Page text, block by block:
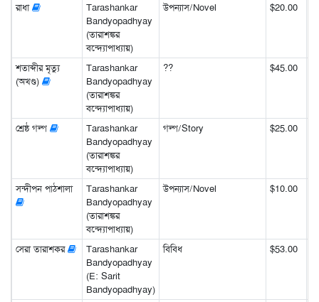
রাধা
Tarashankar
Bandyopadhyay
(তারাশঙ্কর
বন্দ্যোপাধ্যায়)
উপন্যাস/Novel $20.00
শতাব্দীর মৃত্যু
(অখণ্ড)
Tarashankar
Bandyopadhyay
(তারাশঙ্কর
বন্দ্যোপাধ্যায়)
?? $45.00
শ্রেষ্ঠ গল্প
Tarashankar
Bandyopadhyay
(তারাশঙ্কর
বন্দ্যোপাধ্যায়)
গল্প/Story $25.00
সন্দীপন পাঠশালা
Tarashankar
Bandyopadhyay
(তারাশঙ্কর
বন্দ্যোপাধ্যায়)
উপন্যাস/Novel $10.00
সেরা তারাশকর
Tarashankar
Bandyopadhyay
(E: Sarit
Bandyopadhyay)
বিবিধ $53.00